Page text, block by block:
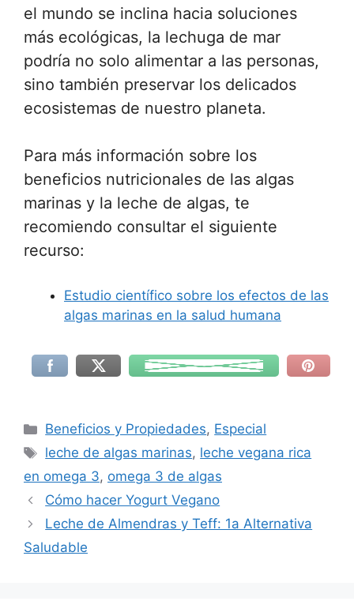
el mundo se inclina hacia soluciones
más ecológicas, la lechuga de mar
podría no solo alimentar a las personas,
sino también preservar los delicados
ecosistemas de nuestro planeta.
Para más información sobre los
beneficios nutricionales de las algas
marinas y la leche de algas, te
recomiendo consultar el siguiente
recurso:
Estudio científico sobre los efectos de las
algas marinas en la salud humana
Beneficios y Propiedades, Especial
leche de algas marinas, leche vegana rica
en omega 3, omega 3 de algas
Cómo hacer Yogurt Vegano
Leche de Almendras y Teff: 1a Alternativa
Saludable